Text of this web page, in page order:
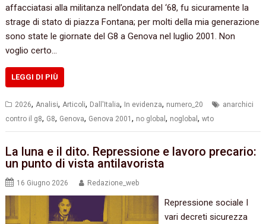
affacciatasi alla militanza nell’ondata del ‘68, fu sicuramente la
strage di stato di piazza Fontana; per molti della mia generazione
sono state le giornate del G8 a Genova nel luglio 2001. Non
voglio certo…
LEGGI DI PIÙ
2026,Analisi,Articoli, Dall'Italia, In evidenza, numero_20
anarchici
contro il g8, G8, Genova, Genova 2001, no global, noglobal,wto
La luna e il dito. Repressione e lavoro precario:
un punto di vista antilavorista
16 Giugno 2026 Redazione_web
Repressione sociale I
vari decreti sicurezza